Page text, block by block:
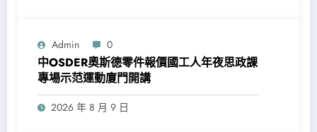
Admin 0
中OSDER奧斯德零件報價國工人年夜思政課
專場示范運動廈門開講
2026 年 8 月 9 日